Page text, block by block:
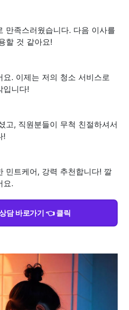
만족스러웠습니다. 다음 이사를
할 것 같아요!
. 이제는 저의 청소 서비스로
입니다!
고, 직원분들이 무척 친절하셔서
!
민트케어, 강력 추천합니다! 깔
요.
담 바로가기 👈 클릭